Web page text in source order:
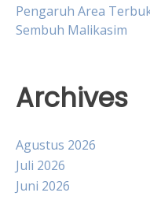
Pengaruh Area
Sembuh Malikasim
Archives
Agustus 2026
Juli 2026
Juni 2026